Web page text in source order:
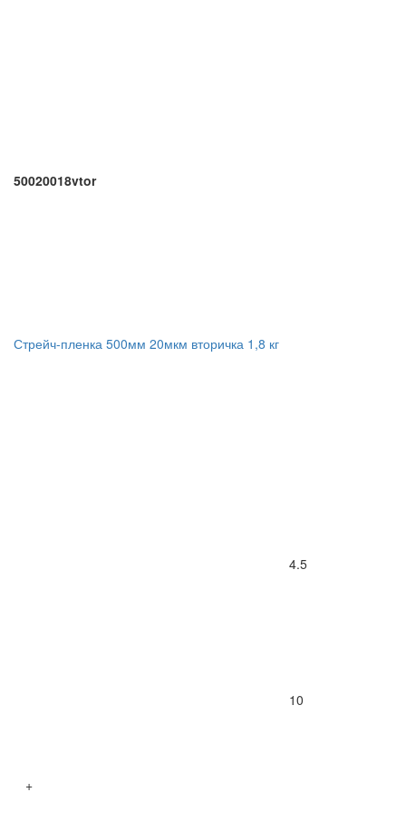
50020018vtor
Стрейч-пленка 500мм 20мкм вторичка 1,8 кг
4.5
10
+